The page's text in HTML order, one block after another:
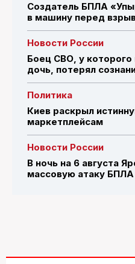
Создатель БПЛА
в машину перед
Новости России
Боец СВО, у которого
дочь, потерял
Политика
Киев раскрыл
маркетплейсам
Новости России
В ночь на 6 августа
массовую атаку БПЛА